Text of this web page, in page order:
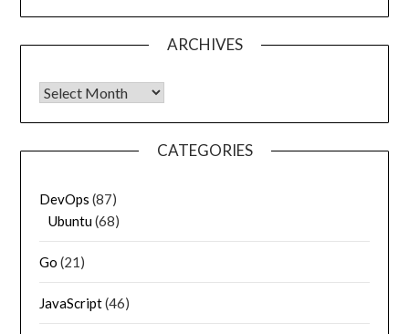
ARCHIVES
Archives
CATEGORIES
DevOps (87)
Ubuntu(68)
Go (21)
JavaScript(46)